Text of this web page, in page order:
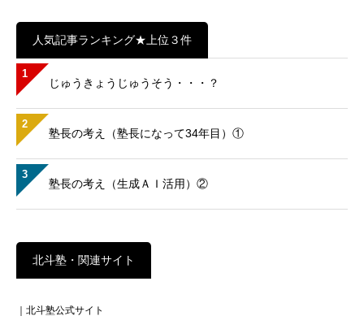
人気記事ランキング★上位３件
1
じゅうきょうじゅうそう・・・？
2
塾長の考え（塾長になって34年目）①
3
塾長の考え（生成ＡＩ活用）②
北斗塾・関連サイト
｜北斗塾公式サイト